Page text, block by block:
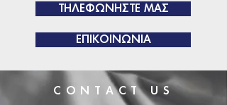
ΤΗΛΕΦΩΝΗΣΤΕ ΜΑΣ
ΕΠΙΚΟΙΝΩΝΙΑ
CONTACT US